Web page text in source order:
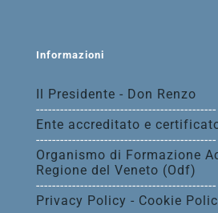
Informazioni
Il Presidente - Don Renzo
---------------------------------------------
Ente accreditato e
---------------------------------------------
Organismo di Formazione
Regione del Veneto (Odf)
---------------------------------------------
Privacy Policy - Cookie